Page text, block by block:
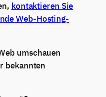
kontaktieren Sie
Web-Hosting-
umschauen
bekannten